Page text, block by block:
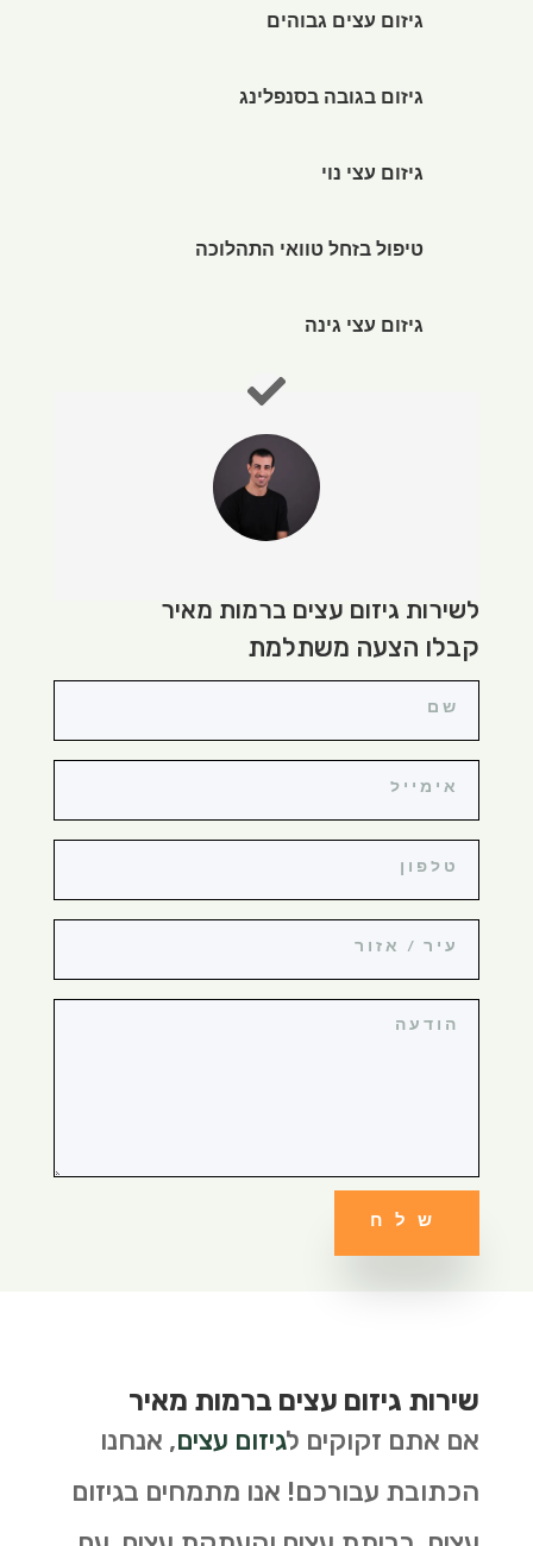
גיזום עצים גבוהים
גיזום בגובה בסנפלינג
גיזום עצי נוי
טיפול בזחל טוואי התהלוכה
גיזום עצי גינה
לשירות גיזום עצים ברמות מאיר
קבלו הצעה משתלמת
שלח
שירות גיזום עצים ברמות מאיר
אם אתם זקוקים לגיזום עצים, אנחנו
הכתובת עבורכם! אנו מתמחים בגיזום